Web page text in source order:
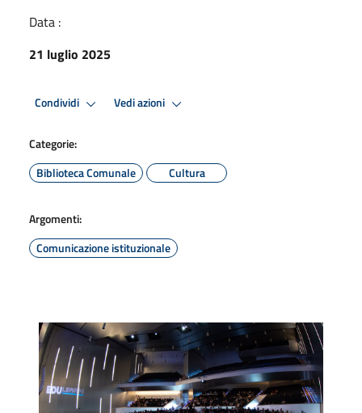
Data :
21 luglio 2025
Condividi Vedi azioni
Categorie:
Biblioteca Comunale
Cultura
Argomenti:
Comunicazione istituzionale